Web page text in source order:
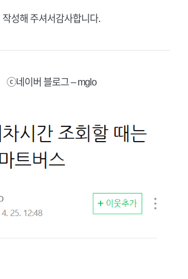
작성해 주셔서감사합니다.
ⓒ네이버 블로그 – mglo